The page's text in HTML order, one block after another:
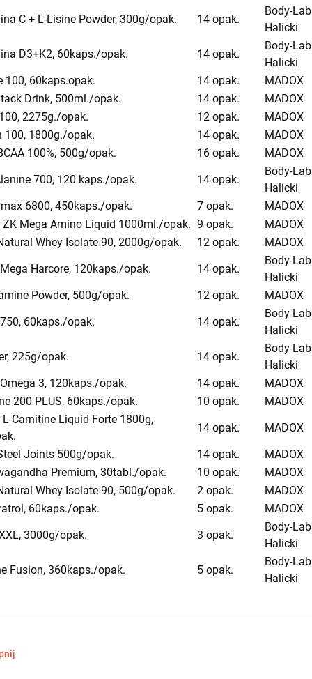
C + L-Lisine Powder, 300g/opak.
14 opak.
Body-
Halicki
D3+K2, 60kaps./opak.
14 opak.
Body-
Halicki
100, 60kaps.opak.
14 opak.
MADOX
Drink, 500ml./opak.
14 opak.
MADOX
2275g./opak.
12 opak.
MADOX
100, 1800g./opak.
14 opak.
MADOX
100%, 500g/opak.
16 opak.
MADOX
700, 120 kaps./opak.
14 opak.
Body-
Halicki
6800, 450kaps./opak.
7 opak.
MADOX
Mega Amino Liquid 1000ml./opak. 9 opak.
MADOX
Whey Isolate 90, 2000g/opak.
12 opak.
MADOX
Harcore, 120kaps./opak.
14 opak.
Body-
Halicki
Powder, 500g/opak.
12 opak.
MADOX
60kaps./opak.
14 opak.
Body-
Halicki
225g/opak.
14 opak.
Body-
Halicki
3, 120kaps./opak.
14 opak.
MADOX
200 PLUS, 60kaps./opak.
10 opak.
MADOX
Carnitine Liquid Forte 1800g,
14 opak.
MADOX
Joints 500g/opak.
14 opak.
MADOX
Premium, 30tabl./opak.
10 opak.
MADOX
Whey Isolate 90, 500g/opak.
2 opak.
MADOX
60kaps./opak.
5 opak.
MADOX
3000g/opak.
3 opak.
Body-
Halicki
Fusion, 360kaps./opak.
5 opak.
Body-
Halicki